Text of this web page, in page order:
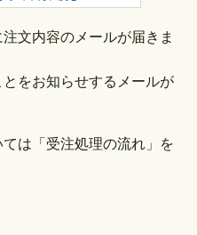
文内容のメールが届きま
をお知らせするメールが
は「受注処理の流れ」を